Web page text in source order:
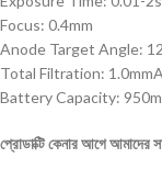
Focus: 0.4mm
Anode Target Angle:
Total Filtration:
Battery Capacity:
প্রোডাক্টি কেনার আগে আমাদের